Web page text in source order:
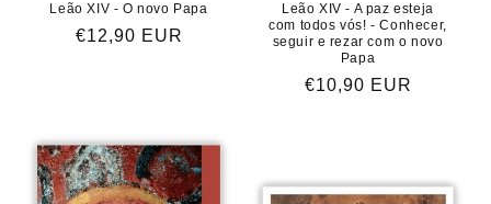
Leão XIV - O novo Papa
Preço
€12,90 EUR
Leão XIV - A paz esteja
com todos vós! - Conhecer,
seguir e rezar com o novo
Papa
Preço
€10,90 EUR